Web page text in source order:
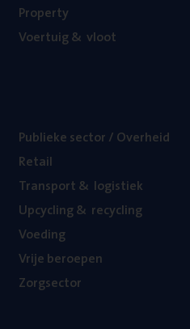
Pro­per­ty
Voer­tuig& vloot
Publie­ke sec­tor / Overheid
Retail
Trans­port& logistiek
Upcy­cling& recycling
Voe­ding
Vrije beroe­pen
Zorg­sec­tor